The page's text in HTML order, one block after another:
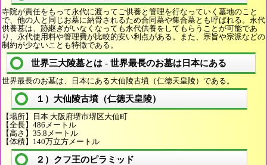
寺院が責任をもって永代に渡ってご供養と管理を行なっていく墓地のこと
で、他の人と同じお墓に納骨されるため合同墓や集合墓とも呼ばれる。永代
供養墓は、跡継ぎがいなくなっても永代供養をしてもらうことが可能であ
り、永代使用料や管理費が比較的安い利点がある。また、宗旨や宗派などの
制約が少ないことも特徴である。
世界三大陵墓とは - 世界最長のお墓は日本にある
世界最長のお墓は、日本にある大仙陵古墳（仁徳天皇陵）である。
１）大仙陵古墳（仁徳天皇陵）
【場所】日本 大阪府堺市堺区大仙町
【全長】486メートル
【高さ】35.8メートル
【体積】140万立方メートル
２）クフ王のピラミッド